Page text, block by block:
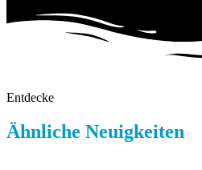
Entdecke
Ähnliche Neuigkeiten